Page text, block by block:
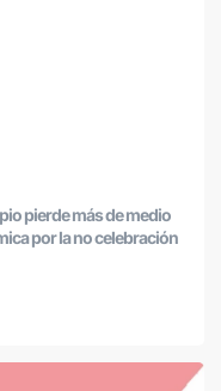
pierde más de medio
por la no celebración